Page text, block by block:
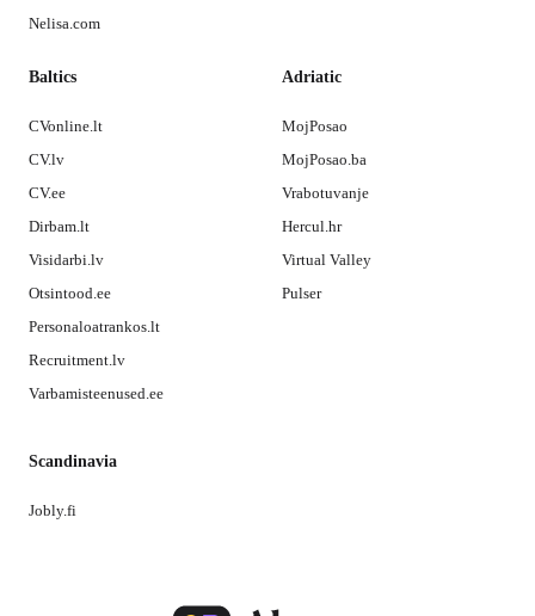
Nelisa.com
Baltics
CVonline.lt
CV.lv
CV.ee
Dirbam.lt
Visidarbi.lv
Otsintood.ee
Personaloatrankos.lt
Recruitment.lv
Varbamisteenused.ee
Adriatic
MojPosao
MojPosao.ba
Vrabotuvanje
Hercul.hr
Virtual Valley
Pulser
Scandinavia
Jobly.fi